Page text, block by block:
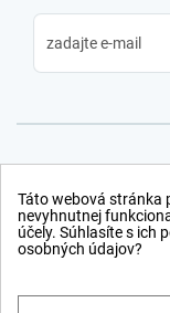
Táto webová stránka
nevyhnutnej
účely. Súhlasíte s ich
osobných údajov?